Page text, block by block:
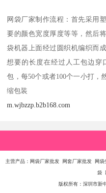
网袋厂家制作流程：首先采用
要的颜色宽度厚度等等，然后
袋机器上面经过圆织机编织而
想要的长度在经过人工包边
包，每50个或者100个一小打，
缩包装
m.wjbzzp.b2b168.com
主营产品：网袋厂家批发 网套厂家批发 网
袋
版权所有：深圳市新